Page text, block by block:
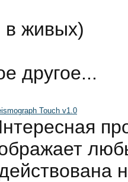
в живых)
другое...
Touch v1.0